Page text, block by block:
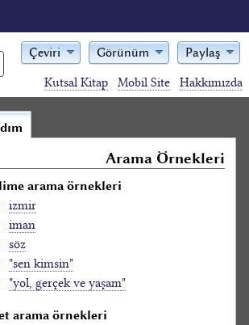
Çeviri Görünüm Paylaş
Kutsal Kitap Mobil Site Hakkımızda
Arama Örnekleri
arama örnekleri
izmir
iman
söz
"sen kimsin"
"yol, gerçek ve yaşam"
arama örnekleri